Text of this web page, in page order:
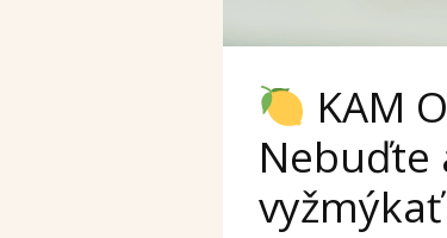
KAM
Nebuďte
vyžmýkať